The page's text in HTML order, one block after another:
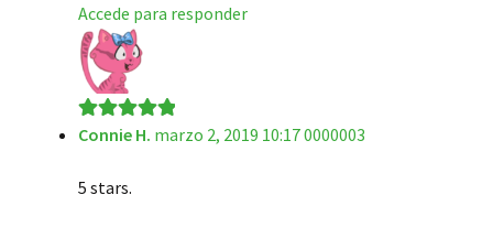
Accede para responder
Valorado en5
Connie H. marzo 2, 2019 10:17 0000003
5 stars.